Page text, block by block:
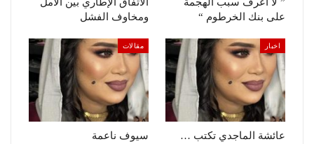
على بنك الخرطوم “
ومخاوف الفشل
اخبار
عائشة الماجدي تكتب …
مقالات
سيوف ناعمة